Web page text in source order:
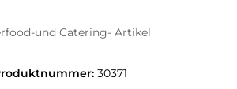
und Catering- Artikel
30371